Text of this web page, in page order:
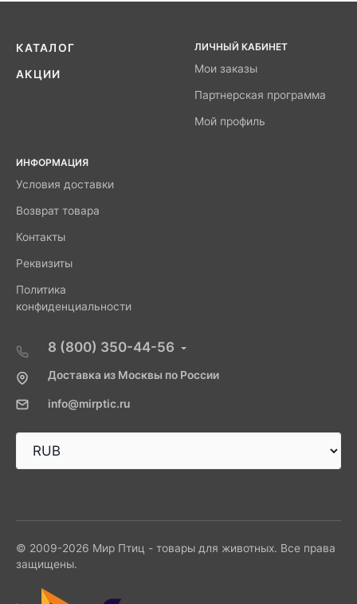
КАТАЛОГ
АКЦИИ
ЛИЧНЫЙ КАБИНЕТ
Мои заказы
Партнерская программа
Мой профиль
ИНФОРМАЦИЯ
Условия доставки
Возврат товара
Контакты
Реквизиты
Политика
конфиденциальности
8 (800) 350-44-56
Доставка из Москвы по России
info@mirptic.ru
© 2009-2026 Мир Птиц - товары для животных. Все права
защищены.